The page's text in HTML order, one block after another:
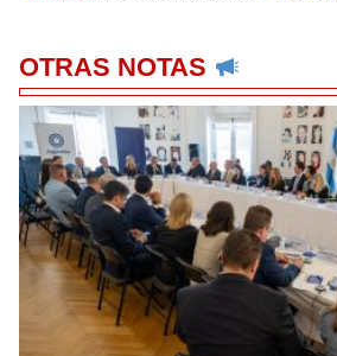
OTRAS NOTAS